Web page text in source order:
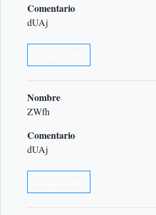
Comentario
dUAj
Nombre
ZWfh
Comentario
dUAj